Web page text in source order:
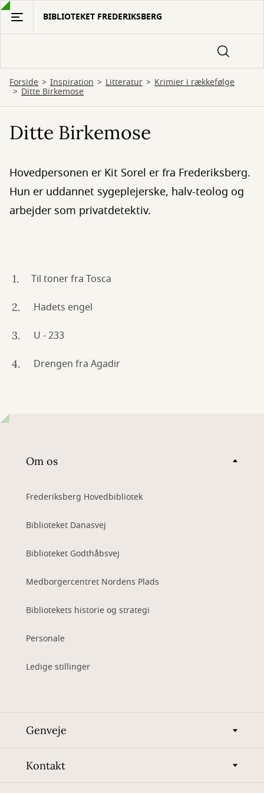
Gå
hovedindhold
BIBLIOTEKET FREDERIKSBERG
Forside Inspiration Litteratur Krimier i rækkefølge
Ditte Birkemose
Ditte Birkemose
Hovedpersonen er Kit Sorel er fra Frederiksberg.
Hun er uddannet sygeplejerske, halv-teolog og
arbejder som privatdetektiv.
Til toner fra Tosca
Hadets engel
U - 233
Drengen fra Agadir
Om os
Frederiksberg Hovedbibliotek
Biblioteket Danasvej
Biblioteket Godthåbsvej
Medborgercentret Nordens Plads
Bibliotekets historie og strategi
Personale
Ledige stillinger
Genveje
Kontakt